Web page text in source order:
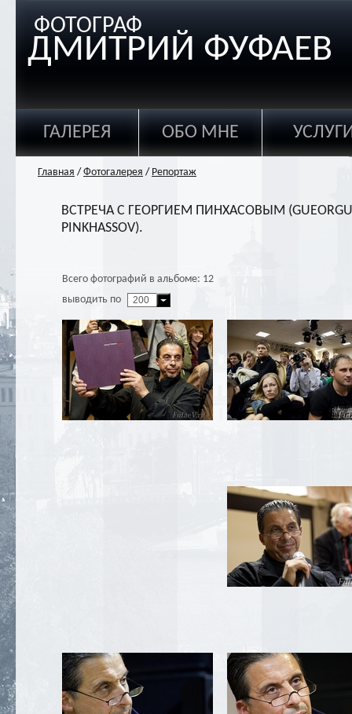
ФОТОГРАФ
ДМИТРИЙ ФУФАЕВ
ГАЛЕРЕЯ ОБО МНЕ
Главная / Фотогалерея / Репортаж
ВСТРЕЧА С ГЕОРГИЕМ ПИНХАСОВЫМ
PINKHASSOV).
Всего фотографий в альбоме: 12
выводить по
200